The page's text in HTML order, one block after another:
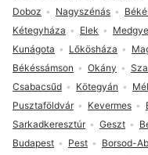
Budapest Pest Borsod-
Doboz
Nagyszénás
Kétegyháza
Elek
Kunágota
Lőkösháza
Békéssámson
Okány
Csabacsűd
Kötegyán
Pusztaföldvár
Kevermes
Sarkadkeresztúr
Geszt